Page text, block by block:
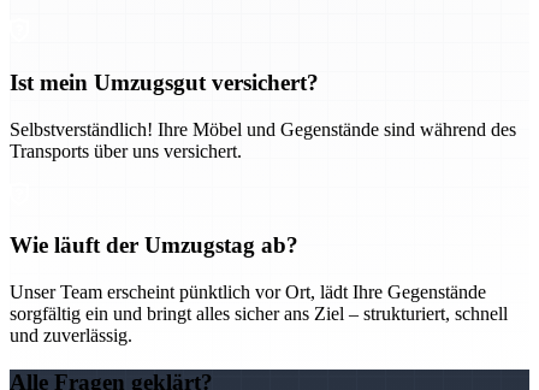
Ist mein Umzugsgut versichert?
Selbstverständlich! Ihre Möbel und Gegenstände sind während des
Transports über uns versichert.
Wie läuft der Umzugstag ab?
Unser Team erscheint pünktlich vor Ort, lädt Ihre Gegenstände
sorgfältig ein und bringt alles sicher ans Ziel – strukturiert, schnell
und zuverlässig.
Alle Fragen geklärt?